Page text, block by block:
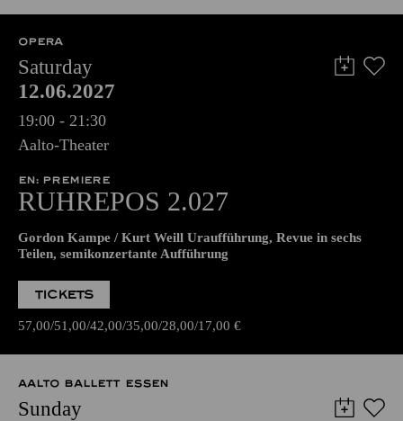
OPERA
Saturday
12.06.2027
19:00 - 21:30
Aalto-Theater
EN: PREMIERE
RUHREPOS 2.027
Gordon Kampe / Kurt Weill Uraufführung, Revue in sechs
Teilen, semikonzertante Aufführung
TICKETS
57,00 51,00 42,00 35,00 28,00 17,00 €
AALTO BALLETT ESSEN
Sunday